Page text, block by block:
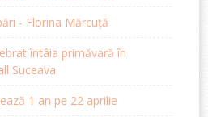
- Florina Mărcuță
întâia primăvară în
Suceava
1 an pe 22 aprilie